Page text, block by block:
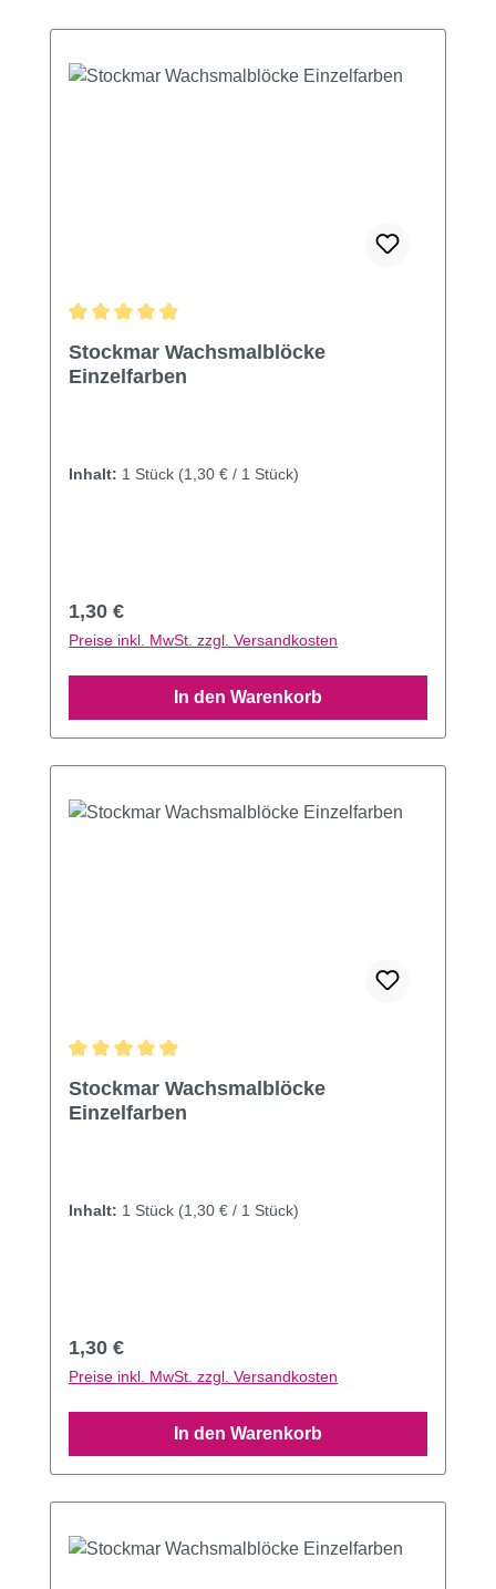
Stockmar Wachsmalblöcke
Einzelfarben
Inhalt: 1 Stück (1,30 € / 1 Stück)
Regulärer Preis:
1,30 €
Preise inkl. MwSt. zzgl. Versandkosten
In den Warenkorb
Stockmar Wachsmalblöcke
Einzelfarben
Inhalt: 1 Stück (1,30 € / 1 Stück)
Regulärer Preis:
1,30 €
Preise inkl. MwSt. zzgl. Versandkosten
In den Warenkorb